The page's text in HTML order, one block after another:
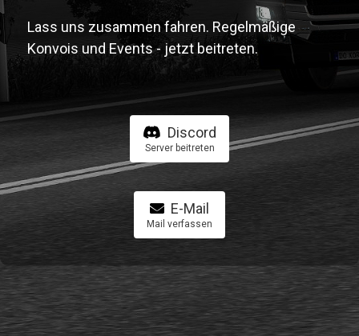
Lass uns zusammen fahren. Regelmäßige
Konvois und Events - jetzt beitreten.
Discord
Server beitreten
E-Mail
Mail verfassen